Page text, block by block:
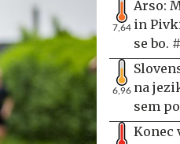
7,64
Arso:
in
se bo.
6,96 na
sem
Konec